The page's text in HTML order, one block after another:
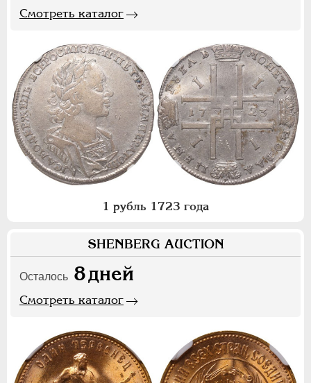
Смотреть каталог
1 рубль 1723 года
SHENBERG AUCTION
Осталось 8дней
Смотреть каталог